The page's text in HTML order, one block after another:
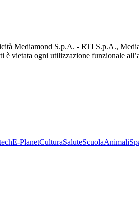
Mediamond S.p.A. - RTI S.p.A.,
è vietata ogni utilizzazione funzionale
E-PlanetCulturaSaluteScuolaAnimali